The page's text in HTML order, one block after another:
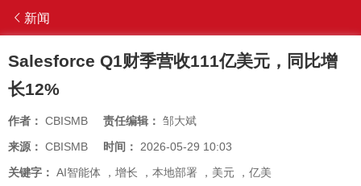
新闻
Salesforce Q1财季营收111亿美元，同比增
长12%
作者： CBISMB 责任编辑： 邹大斌
来源： CBISMB 时间： 2026-05-29 10:03
关键字： AI智能体 ， 增长 ， 本地部署 ， 美元 ， 亿美